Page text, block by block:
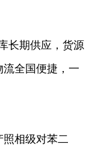
长期供应，货源
全国便捷，一
相级对苯二